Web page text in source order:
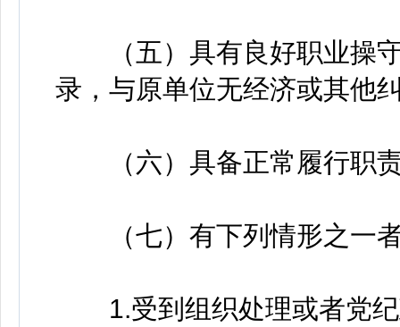
（五）具有良好职业操守
录，与原单位无经济或其他
（六）具备正常履行职责
（七）有下列情形之一者
1.受到组织处理或者党纪